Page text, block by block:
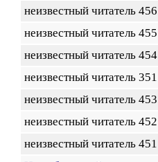
неизвестный читатель 456
неизвестный читатель 455
неизвестный читатель 454
неизвестный читатель 351
неизвестный читатель 453
неизвестный читатель 452
неизвестный читатель 451